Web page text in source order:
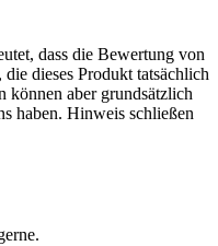
dass die Bewertung von
dieses Produkt tatsächlich
können aber grundsätzlich
haben. Hinweis schließen